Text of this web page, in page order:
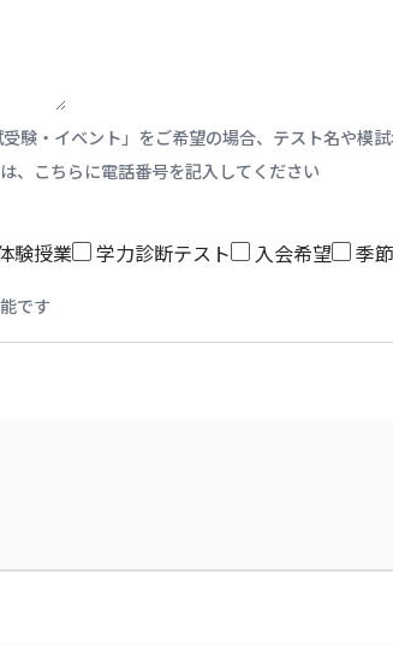
受験・イベント」をご希望の場合、テスト名や模
、こちらに電話番号を記入してください
験授業 学力診断テスト 入会希望 季
です